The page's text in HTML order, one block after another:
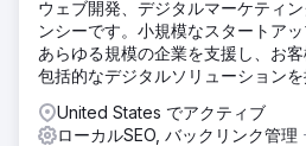
ウェブ開発、デジタルマーケティ
ンシーです。小規模なスタートアッ
あらゆる規模の企業を支援し、お
包括的なデジタルソリューションを
United States でアクティブ
ローカルSEO, バックリンク管理